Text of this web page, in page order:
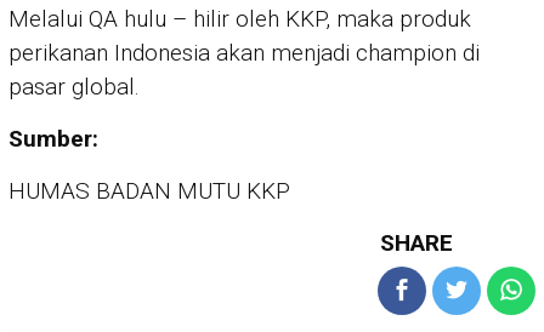
Melalui QA hulu – hilir oleh KKP, maka produk
perikanan Indonesia akan menjadi champion di
pasar global.
Sumber:
HUMAS BADAN MUTU KKP
SHARE